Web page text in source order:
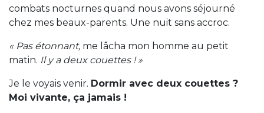
combats nocturnes quand nous avons séjourné
chez mes beaux-parents. Une nuit sans accroc.
« Pas étonnant, me lâcha mon homme au petit
matin. Il y a deux couettes ! »
Je le voyais venir. Dormir avec deux couettes ?
Moi vivante, ça jamais !